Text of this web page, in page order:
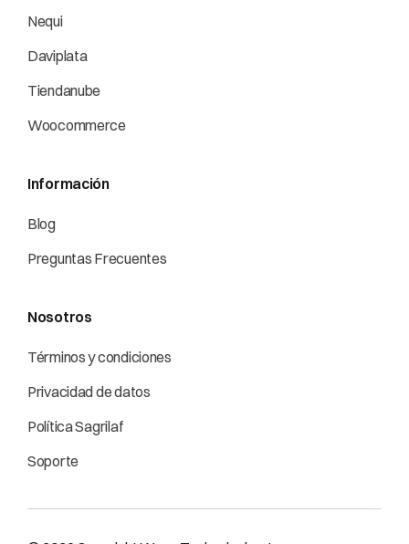
Nequi
Daviplata
Tiendanube
Woocommerce
Información
Blog
Preguntas Frecuentes
Nosotros
Términos y condiciones
Privacidad de datos
Política Sagrilaf
Soporte